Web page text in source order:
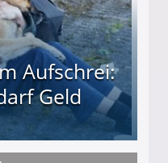
Aufschrei:
Geld